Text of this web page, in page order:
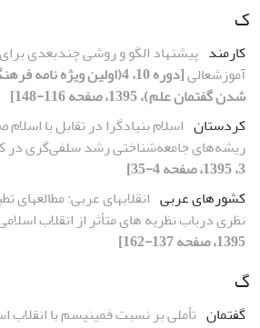
ک
کارمند پیشنهاد الگو و روشی چندبعدی
آموزشعالی
[دوره 10، 4(اولین ویژه
شدن گفتمان علم)، 1395، صفحه 116-148]
کردستان اسلام بنیادگرا در تقابل با
ریشه‌های جامعه‌شناختی رشد سلفی‌گری در
3، 1395، صفحه 4-35]
کشورهای عربی انقلابهای عربی: مطالعهای
نظری درباب نظریه های متأثر از انقلاب
1395، صفحه 137-162]
گ
گفتمان تأملی بر نسبت فمینیسم با انقلاب